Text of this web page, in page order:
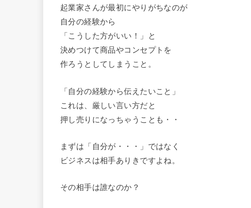
起業家さんが最初にやりがちなのが
自分の経験から
「こうした方がいい！」と
決めつけて商品やコンセプトを
作ろうとしてしまうこと。
「自分の経験から伝えたいこと」
これは、厳しい言い方だと
押し売りになっちゃうことも・・
まずは「自分が・・・」ではなく
ビジネスは相手ありきですよね。
その相手は誰なのか？